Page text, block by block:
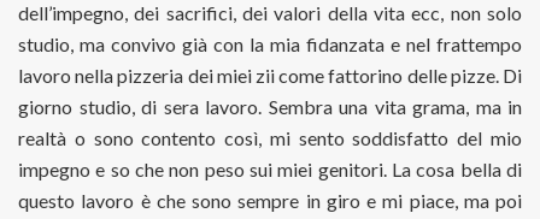
dell’impegno, dei sacrifici, dei valori della vita ecc, non solo
studio, ma convivo già con la mia fidanzata e nel frattempo
lavoro nella pizzeria dei miei zii come fattorino delle pizze. Di
giorno studio, di sera lavoro. Sembra una vita grama, ma in
realtà o sono contento così, mi sento soddisfatto del mio
impegno e so che non peso sui miei genitori. La cosa bella di
questo lavoro è che sono sempre in giro e mi piace, ma poi